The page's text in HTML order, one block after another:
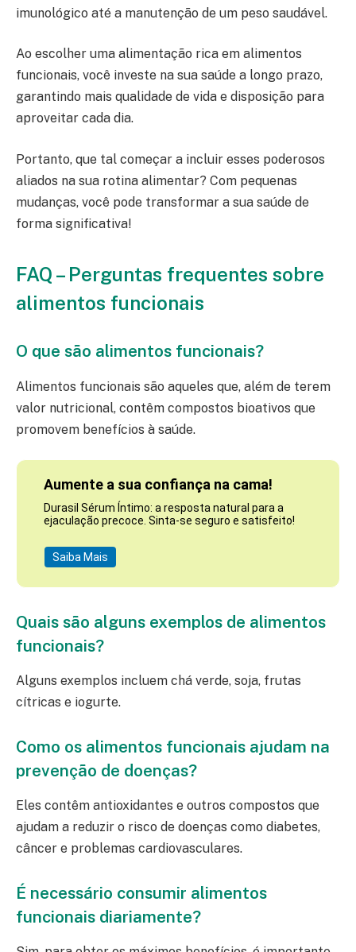
imunológico até a manutenção de um peso saudável.
Ao escolher uma alimentação rica em alimentos
funcionais, você investe na sua saúde a longo prazo,
garantindo mais qualidade de vida e disposição para
aproveitar cada dia.
Portanto, que tal começar a incluir esses poderosos
aliados na sua rotina alimentar? Com pequenas
mudanças, você pode transformar a sua saúde de
forma significativa!
FAQ – Perguntas frequentes sobre
alimentos funcionais
O que são alimentos funcionais?
Alimentos funcionais são aqueles que, além de terem
valor nutricional, contêm compostos bioativos que
promovem benefícios à saúde.
Aumente a sua confiança na cama!
Durasil Sérum Íntimo: a resposta natural para a
ejaculação precoce. Sinta-se seguro e satisfeito!
Saiba Mais
Quais são alguns exemplos de alimentos
funcionais?
Alguns exemplos incluem chá verde, soja, frutas
cítricas e iogurte.
Como os alimentos funcionais ajudam na
prevenção de doenças?
Eles contêm antioxidantes e outros compostos que
ajudam a reduzir o risco de doenças como diabetes,
câncer e problemas cardiovasculares.
É necessário consumir alimentos
funcionais diariamente?